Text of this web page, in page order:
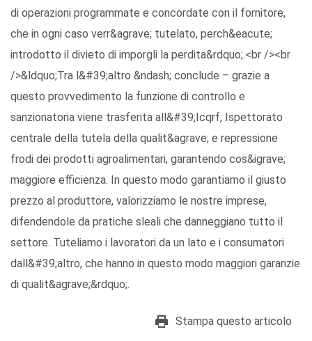
di operazioni programmate e concordate con il fornitore,
che in ogni caso verr&agrave; tutelato, perch&eacute;
introdotto il divieto di imporgli la perdita&rdquo;.<br /><br
/>&ldquo;Tra l&#39;altro &ndash; conclude – grazie a
questo provvedimento la funzione di controllo e
sanzionatoria viene trasferita all&#39;Icqrf, Ispettorato
centrale della tutela della qualit&agrave; e repressione
frodi dei prodotti agroalimentari, garantendo cos&igrave;
maggiore efficienza. In questo modo garantiamo il giusto
prezzo al produttore, valorizziamo le nostre imprese,
difendendole da pratiche sleali che danneggiano tutto il
settore. Tuteliamo i lavoratori da un lato e i consumatori
dall&#39;altro, che hanno in questo modo maggiori garanzie
di qualit&agrave;&rdquo;.
Stampa questo articolo